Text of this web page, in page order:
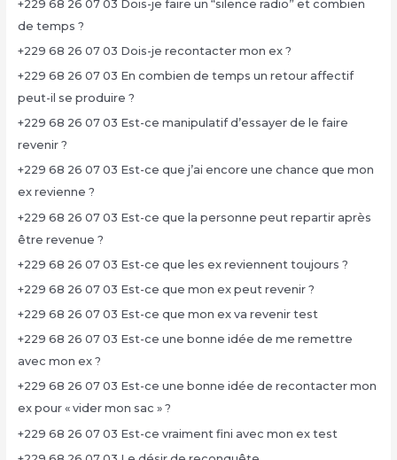
+229 68 26 07 03 Dois-je faire un “silence radio” et combien
de temps ?
+229 68 26 07 03 Dois-je recontacter mon ex ?
+229 68 26 07 03 En combien de temps un retour affectif
peut-il se produire ?
+229 68 26 07 03 Est-ce manipulatif d’essayer de le faire
revenir ?
+229 68 26 07 03 Est-ce que j’ai encore une chance que mon
ex revienne ?
+229 68 26 07 03 Est-ce que la personne peut repartir après
être revenue ?
+229 68 26 07 03 Est-ce que les ex reviennent toujours ?
+229 68 26 07 03 Est-ce que mon ex peut revenir ?
+229 68 26 07 03 Est-ce que mon ex va revenir test
+229 68 26 07 03 Est-ce une bonne idée de me remettre
avec mon ex ?
+229 68 26 07 03 Est-ce une bonne idée de recontacter mon
ex pour « vider mon sac » ?
+229 68 26 07 03 Est-ce vraiment fini avec mon ex test